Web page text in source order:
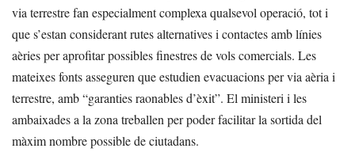
via terrestre fan especialment complexa qualsevol operació, tot i
que s’estan considerant rutes alternatives i contactes amb línies
aèries per aprofitar possibles finestres de vols comercials. Les
mateixes fonts asseguren que estudien evacuacions per via aèria i
terrestre, amb “garanties raonables d’èxit”. El ministeri i les
ambaixades a la zona treballen per poder facilitar la sortida del
màxim nombre possible de ciutadans.